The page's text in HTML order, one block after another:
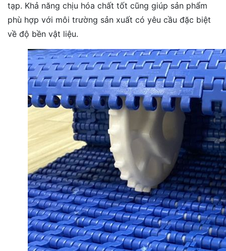
tạp. Khả năng chịu hóa chất tốt cũng giúp sản phẩm
phù hợp với môi trường sản xuất có yêu cầu đặc biệt
về độ bền vật liệu.